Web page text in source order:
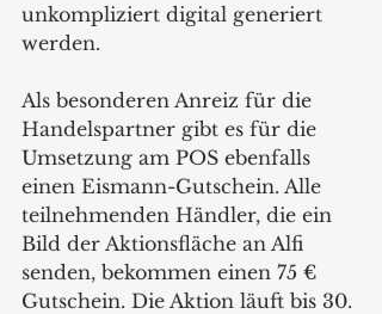
unkompliziert digital generiert
werden.
Als besonderen Anreiz für die
Handelspartner gibt es für die
Umsetzung am POS ebenfalls
einen Eismann-Gutschein. Alle
teilnehmenden Händler, die ein
Bild der Aktionsfläche an Alfi
senden, bekommen einen 75 €
Gutschein. Die Aktion läuft bis 30.